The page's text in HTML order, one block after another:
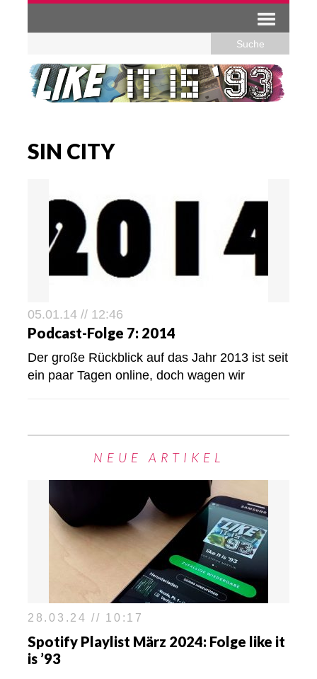
SIN CITY
05.01.14 // 12:46
Podcast-Folge 7: 2014
Der große Rückblick auf das Jahr 2013 ist seit
ein paar Tagen online, doch wagen wir
NEUE ARTIKEL
28.03.24 // 10:17
Spotify Playlist März 2024: Folge like it
is ’93